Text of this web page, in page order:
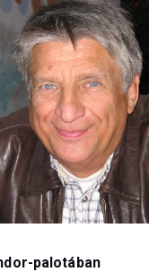
palotában